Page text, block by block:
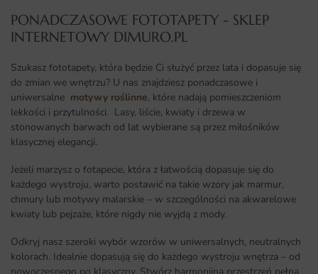
PONADCZASOWE FOTOTAPETY - SKLEP
INTERNETOWY DIMURO.PL​
Szukasz fototapety, która będzie Ci służyć przez lata i dopasuje się
do zmian we wnętrzu? U nas znajdziesz ponadczasowe i
uniwersalne motywy roślinne, które nadają pomieszczeniom
lekkości i przytulności. Lasy, liście, kwiaty i drzewa w
stonowanych barwach od lat wybierane są przez miłośników
klasycznej elegancji.
Jeżeli marzysz o fotapecie, która z łatwością dopasuje się do
każdego wystroju, warto postawić na takie wzory jak marmur,
chmury lub motywy malarskie – w szczególności na akwarelowe
kwiaty lub pejzaże, które nigdy nie wyjdą z mody.
Odkryj nasz szeroki wybór wzorów w uniwersalnych, neutralnych
kolorach. Idealnie dopasują się do każdego wystroju wnętrza – od